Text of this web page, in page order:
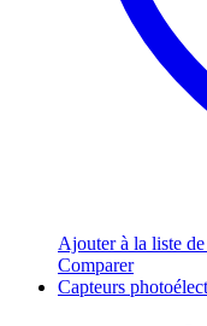
Ajouter à la liste
Comparer
Capteurs